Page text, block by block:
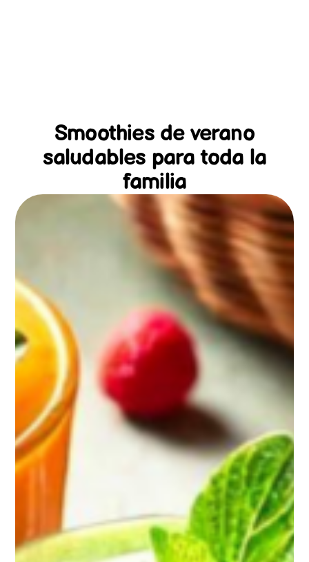
Smoothies de verano
saludables para toda la
familia